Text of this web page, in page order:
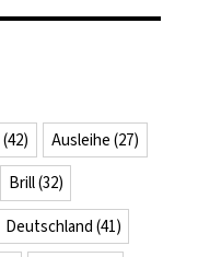
(42) Ausleihe (27)
Brill(32)
Deutschland (41)